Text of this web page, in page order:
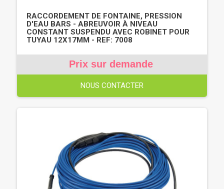
RACCORDEMENT DE FONTAINE, PRESSION
D'EAU BARS - ABREUVOIR À NIVEAU
CONSTANT SUSPENDU AVEC ROBINET POUR
TUYAU 12X17MM - REF: 7008
Prix sur demande
NOUS CONTACTER